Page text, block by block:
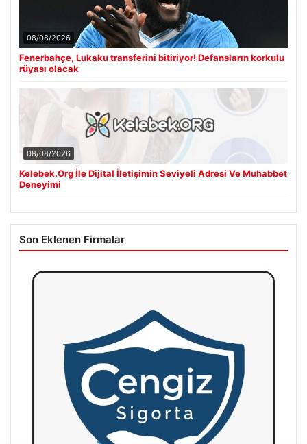
08/08/2026
Fenerbahçe, Lukaku transferini bitiriyor! Defansların korkulu
rüyası olacak
08/08/2026
Kelebek.Org İle Dijital İletişimin Seviyeli Adresi Ve Muhabbet
Deneyimi
Son Eklenen Firmalar